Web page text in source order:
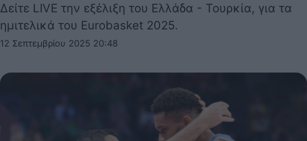
Δείτε LIVE την εξέλιξη του Ελλάδα - Τουρκία, για τα
ημιτελικά του Eurobasket 2025.
12 Σεπτεμβρίου 2025 20:48